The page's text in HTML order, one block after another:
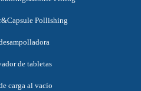
Pollishing
de tabletas
carga al vacío